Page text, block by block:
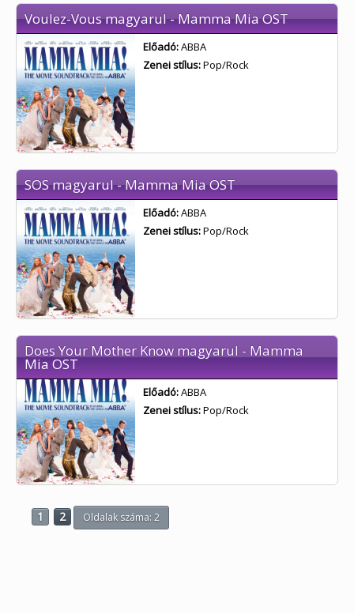
Voulez-Vous magyarul - Mamma Mia OST
Előadó:ABBA
Zenei stílus:Pop/Rock
SOS magyarul - Mamma Mia OST
Előadó:ABBA
Zenei stílus:Pop/Rock
Does Your Mother Know magyarul - Mamma
Mia OST
Előadó:ABBA
Zenei stílus:Pop/Rock
1 2 Oldalak száma: 2